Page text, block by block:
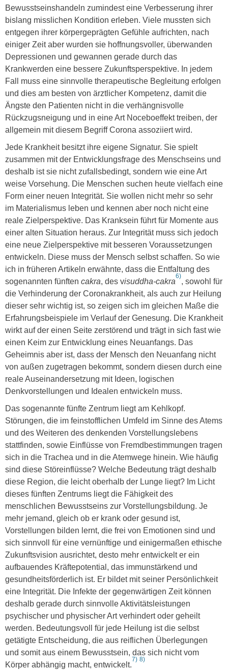
Bewusstseinshandeln zumindest eine Verbesserung ihrer
bislang misslichen Kondition erleben. Viele mussten sich
entgegen ihrer körpergeprägten Gefühle aufrichten, nach
einiger Zeit aber wurden sie hoffnungsvoller, überwanden
Depressionen und gewannen gerade durch das
Krankwerden eine bessere Zukunftsperspektive. In jedem
Fall muss eine sinnvolle therapeutische Begleitung erfolgen
und dies am besten von ärztlicher Kompetenz, damit die
Ängste den Patienten nicht in die verhängnisvolle
Rückzugsneigung und in eine Art Noceboeffekt treiben, der
allgemein mit diesem Begriff Corona assoziiert wird.
Jede Krankheit besitzt ihre eigene Signatur. Sie spielt
zusammen mit der Entwicklungsfrage des Menschseins und
deshalb ist sie nicht zufallsbedingt, sondern wie eine Art
weise Vorsehung. Die Menschen suchen heute vielfach eine
Form einer neuen Integrität. Sie wollen nicht mehr so sehr
im Materialismus leben und kennen aber noch nicht eine
reale Zielperspektive. Das Kranksein führt für Momente aus
einer alten Situation heraus. Zur Integrität muss sich jedoch
eine neue Zielperspektive mit besseren Voraussetzungen
entwickeln. Diese muss der Mensch selbst schaffen. So wie
ich in früheren Artikeln erwähnte, dass die Entfaltung des
sogenannten fünften cakra, des visuddha-cakra
6)
, sowohl für
die Verhinderung der Coronakrankheit, als auch zur Heilung
dieser sehr wichtig ist, so zeigen sich im gleichen Maße die
Erfahrungsbeispiele im Verlauf der Genesung. Die Krankheit
wirkt auf der einen Seite zerstörend und trägt in sich fast wie
einen Keim zur Entwicklung eines Neuanfangs. Das
Geheimnis aber ist, dass der Mensch den Neuanfang nicht
von außen zugetragen bekommt, sondern diesen durch eine
reale Auseinandersetzung mit Ideen, logischen
Denkvorstellungen und Idealen entwickeln muss.
Das sogenannte fünfte Zentrum liegt am Kehlkopf.
Störungen, die im feinstofflichen Umfeld im Sinne des Atems
und des Weiteren des denkenden Vorstellungslebens
stattfinden, sowie Einflüsse von Fremdbestimmungen tragen
sich in die Trachea und in die Atemwege hinein. Wie häufig
sind diese Störeinflüsse? Welche Bedeutung trägt deshalb
diese Region, die leicht oberhalb der Lunge liegt? Im Licht
dieses fünften Zentrums liegt die Fähigkeit des
menschlichen Bewusstseins zur Vorstellungsbildung. Je
mehr jemand, gleich ob er krank oder gesund ist,
Vorstellungen bilden lernt, die frei von Emotionen sind und
sich sinnvoll für eine vernünftige und einigermaßen ethische
Zukunftsvision ausrichtet, desto mehr entwickelt er ein
aufbauendes Kräftepotential, das immunstärkend und
gesundheitsförderlich ist. Er bildet mit seiner Persönlichkeit
eine Integrität. Die Infekte der gegenwärtigen Zeit können
deshalb gerade durch sinnvolle Aktivitätsleistungen
psychischer und physischer Art verhindert oder geheilt
werden. Bedeutungsvoll für jede Heilung ist die selbst
getätigte Entscheidung, die aus reiflichen Überlegungen
und somit aus einem Bewusstsein, das sich nicht vom
Körper abhängig macht, entwickelt.
7) 8)